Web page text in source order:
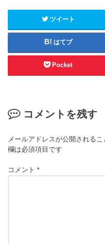
ツイート
はてブ
Pocket
コメントを残す
メールアドレスが公開されるこ
欄は必須項目です
コメント*